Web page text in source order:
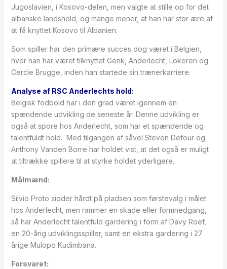
Jugoslavien, i Kosovo-delen, men valgte at stille op for det
albanske landshold, og mange mener, at han har stor ære af
at få knyttet Kosovo til Albanien.
Som spiller har den primære succes dog været i Belgien,
hvor han har været tilknyttet Genk, Anderlecht, Lokeren og
Cercle Brugge, inden han startede sin trænerkarriere.
Analyse af RSC Anderlechts hold:
Belgisk fodbold har i den grad været igennem en
spændende udvikling de seneste år. Denne udvikling er
også at spore hos Anderlecht, som har et spændende og
talentfuldt hold. Med tilgangen af såvel Steven Defour og
Anthony Vanden Borre har holdet vist, at det også er muligt
at tiltrække spillere til at styrke holdet yderligere.
Målmænd:
Silvio Proto sidder hårdt på pladsen som førstevalg i målet
hos Anderlecht, men rammer en skade eller formnedgang,
så har Anderlecht talentfuld gardering i form af Davy Roef,
en 20-årig udviklingsspiller, samt en ekstra gardering i 27
årige Mulopo Kudimbana.
Forsvaret: